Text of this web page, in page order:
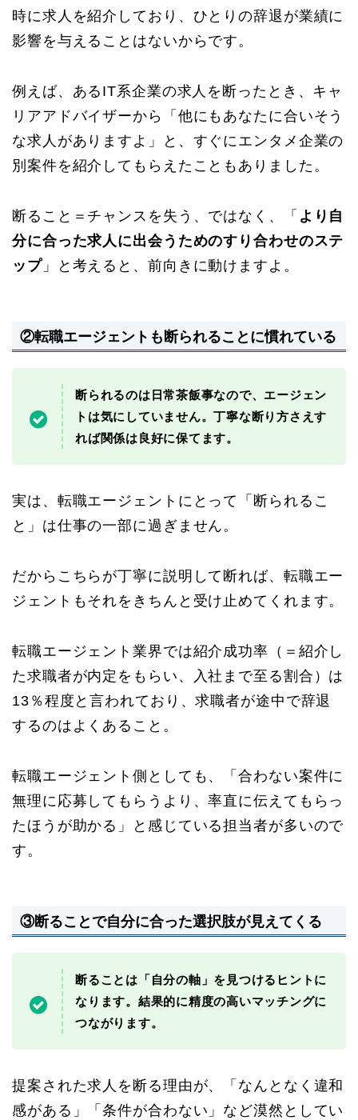
時に求人を紹介しており、ひとりの辞退が業績に
影響を与えることはないからです。
例えば、あるIT系企業の求人を断ったとき、キャ
リアアドバイザーから「他にもあなたに合いそう
な求人がありますよ」と、すぐにエンタメ企業の
別案件を紹介してもらえたこともありました。
断ること＝チャンスを失う、ではなく、「 より自
分に合った求人に出会うためのすり合わせのステ
ップ」と考えると、前向きに動けますよ。
②転職エージェントも断られることに慣れている
断られるのは日常茶飯事なので、エージェン
トは気にしていません。丁寧な断り方さえす
れば関係は良好に保てます。
実は、転職エージェントにとって「断られるこ
と」は仕事の一部に過ぎません。
だからこちらが丁寧に説明して断れば、転職エー
ジェントもそれをきちんと受け止めてくれます。
転職エージェント業界では紹介成功率（＝紹介し
た求職者が内定をもらい、入社まで至る割合）は
13％程度と言われており、求職者が途中で辞退
するのはよくあること。
転職エージェント側としても、「合わない案件に
無理に応募してもらうより、率直に伝えてもらっ
たほうが助かる」と感じている担当者が多いので
す。
③断ることで自分に合った選択肢が見えてくる
断ることは「自分の軸」を見つけるヒントに
なります。結果的に精度の高いマッチングに
つながります。
提案された求人を断る理由が、「なんとなく違和
感がある」「条件が合わない」など漠然としてい